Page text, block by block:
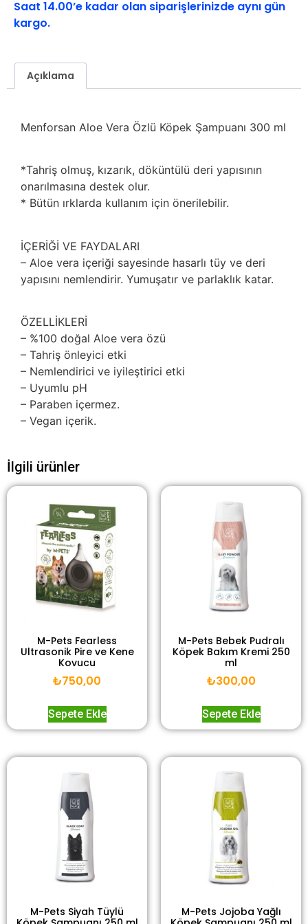
Saat 14.00’e kadar olan siparişlerinizde aynı gün
kargo.
Açıklama
Menforsan Aloe Vera Özlü Köpek Şampuanı 300 ml
*Tahriş olmuş, kızarık, döküntülü deri yapısının
onarılmasına destek olur.
* Bütün ırklarda kullanım için önerilebilir.
İÇERİĞİ VE FAYDALARI
– Aloe vera içeriği sayesinde hasarlı tüy ve deri
yapısını nemlendirir. Yumuşatır ve parlaklık katar.
ÖZELLİKLERİ
– %100 doğal Aloe vera özü
– Tahriş önleyici etki
– Nemlendirici ve iyileştirici etki
– Uyumlu pH
– Paraben içermez.
– Vegan içerik.
İlgili ürünler
M-Pets Fearless
Ultrasonik Pire ve Kene
Kovucu
₺750,00
Sepete Ekle
M-Pets Bebek Pudralı
Köpek Bakım Kremi 250
ml
₺300,00
Sepete Ekle
M-Pets Siyah Tüylü
M-Pets Jojoba Yağlı